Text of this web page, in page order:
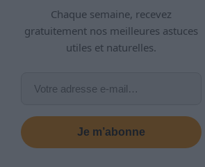
Chaque semaine, recevez
gratuitement nos meilleures astuces
utiles et naturelles.
Je m’abonne